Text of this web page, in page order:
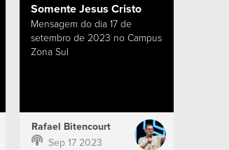
Somente Jesus Cristo
Mensagem do dia 17 de
setembro de 2023 no Campus
Zona Sul
Rafael Bitencourt
Sep 17 2023